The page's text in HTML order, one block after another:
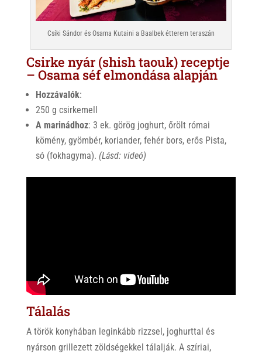
Csíki Sándor és Osama Kutaini a Baalbek étterem teraszán
Csirke nyár (shish taouk) receptje
– Osama séf elmondása alapján
Hozzávalók:
250 g csirkemell
A marinádhoz: 3 ek. görög joghurt, őrölt római
kömény, gyömbér, koriander, fehér bors, erős Pista,
só (fokhagyma). (Lásd: videó)
Tálalás
A török konyhában leginkább rizzsel, joghurttal és
nyárson grillezett zöldségekkel tálalják. A szíriai,